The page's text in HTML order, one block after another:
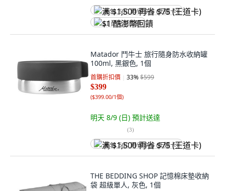
满 $1,500 再省 $75 (王道卡)
$1 酷澎幣回饋
Matador 鬥牛士 旅行隨身防水收納罐
100ml, 黑銀色, 1個
首購折扣價 33%$599
$399
($399.00/1個)
明天 8/9 (日) 預計送達
(3)
满 $1,500 再省 $75 (王道卡)
THE BEDDING SHOP 記憶棉床墊收納
袋 超級單人, 灰色, 1個